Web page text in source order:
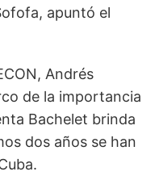
apuntó el
Andrés
de la importancia
Bachelet brinda
dos años se han